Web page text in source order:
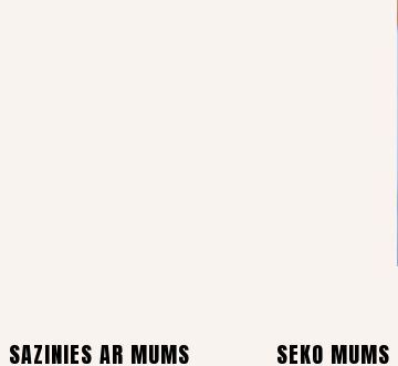
SAZINIES AR MUMS SEKO MUMS